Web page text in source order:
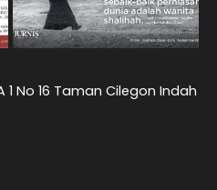
1 No 16 Taman Cilegon Indah